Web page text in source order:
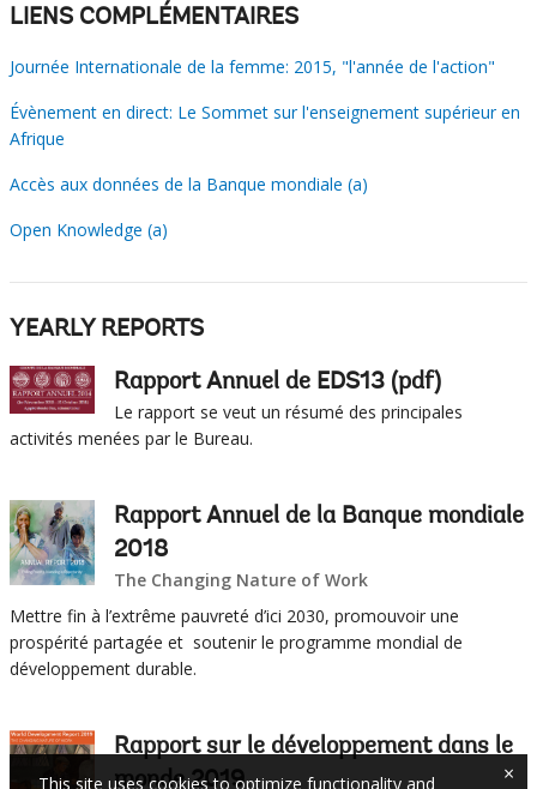
page
On
selection,
leaving
this
page
LIENS COMPLÉMENTAIRES
Journée Internationale de la femme: 2015, "l'année de l'action"
Évènement en direct: Le Sommet sur l'enseignement supérieur en
Afrique
Accès aux données de la Banque mondiale (a)
Open Knowledge (a)
YEARLY REPORTS
Rapport Annuel de EDS13 (pdf)
Le rapport se veut un résumé des principales
activités menées par le Bureau.
Rapport Annuel de la Banque mondiale
2018
The Changing Nature of Work
Mettre fin à l’extrême pauvreté d’ici 2030, promouvoir une
prospérité partagée et soutenir le programme mondial de
développement durable.
Rapport sur le développement dans le
monde 2019
This site uses cookies to optimize functionality and ×